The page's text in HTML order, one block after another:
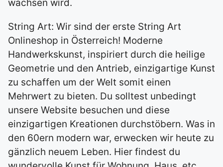
wachsen wird.
String Art: Wir sind der erste String Art
Onlineshop in Österreich! Moderne
Handwerkskunst, inspiriert durch die heilige
Geometrie und den Antrieb, einzigartige Kunst
zu schaffen um der Welt somit einen
Mehrwert zu bieten. Du solltest unbedingt
unsere Website besuchen und diese
einzigartigen Kreationen durchstöbern. Was in
den 60ern modern war, erwecken wir heute zu
gänzlich neuem Leben. Hier findest du